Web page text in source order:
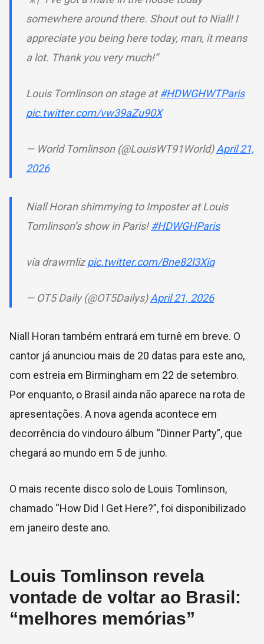
somewhere around there. Shout out to Niall! I
appreciate you being here today, man, it means
a lot. Thank you very much!”
Louis Tomlinson on stage at#HDWGHWTParis
pic.twitter.com/vw39aZu90X
— World Tomlinson (@LouisWT91World)April 21,
2026
Niall Horan shimmying to Imposter at Louis
Tomlinson’s show in Paris!#HDWGHParis
via drawmlizpic.twitter.com/Bne82l3Xiq
— OT5 Daily (@OT5Dailys)April 21, 2026
Niall Horan também entrará em turnê em breve. O
cantor já anunciou mais de 20 datas para este ano,
com estreia em Birmingham em 22 de setembro.
Por enquanto, o Brasil ainda não aparece na rota de
apresentações. A nova agenda acontece em
decorrência do vindouro álbum “Dinner Party”, que
chegará ao mundo em 5 de junho.
O mais recente disco solo de Louis Tomlinson,
chamado “How Did I Get Here?”, foi disponibilizado
em janeiro deste ano.
Louis Tomlinson revela
vontade de voltar ao Brasil:
“melhores memórias”